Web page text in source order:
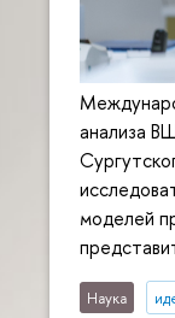
анализа
моделей
Наука